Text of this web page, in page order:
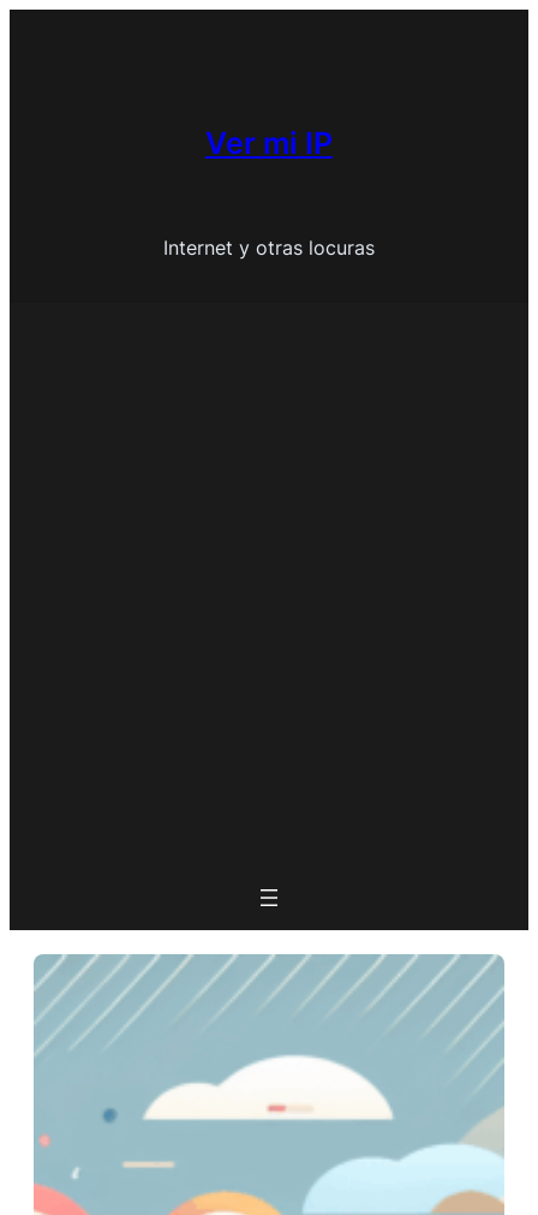
Ver mi IP
Internet y otras locuras